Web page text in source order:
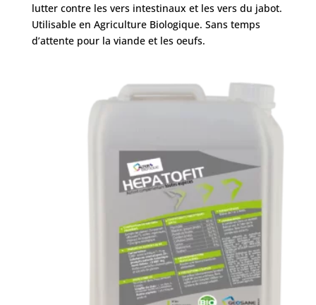
lutter contre les vers intestinaux et les vers du jabot.
Utilisable en Agriculture Biologique. Sans temps
d’attente pour la viande et les oeufs.